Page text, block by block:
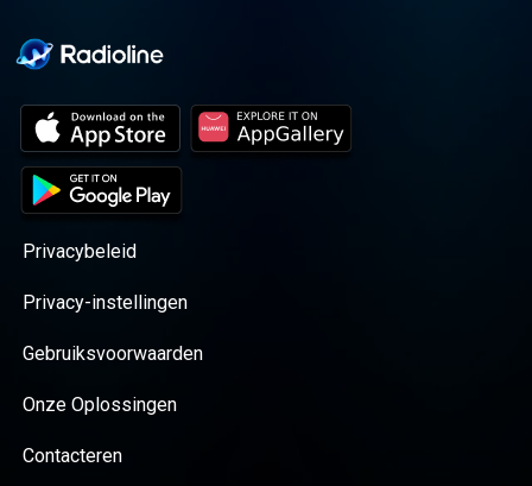
Privacybeleid
Privacy-instellingen
Gebruiksvoorwaarden
Onze Oplossingen
Contacteren